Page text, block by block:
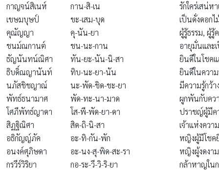
กาญจน์สิเนห์
กาน-สิ-เน
รักใคร่เสน่ห
เขษมบุษป์
ขะ-เสม-บุด
เป็นดั่งดอก
คุณัญญา
คุ-นัน-ยา
ผู้รู้ธรรม, ผู้รู้
ชนม์ณกานต์
ชน-นะ-กาน
อายุมั่นและ
ธัญนันทน์ณิศา
ทัน-ยะ-นัน-นิ-สา
ยินดีในโชค
ธิบดิ์ณญานันท์
ทิบ-นะ-ยา-นัน
ยินดีในควา
นภัสชิชญาณ์
นะ-พัด-ชิด-ชะ-ยา
มีความรู้กว้
พัทธ์ธนามาศ
พัด-ทะ-นา-มาด
ผูกพันกับคว
โศภีพัทธ์ญาดา
โส-พี-พัด-ยา-ดา
ปราชญ์ผู้มีค
สิฏฐิณิศา
สิด-ถิ-นิ-สา
เจ้าแห่งควา
อธิกัญญ์ภัค
อะ-ทิ-กัน-พัก
หญิงผู้มีโชค
อนงค์ศุภิษดา
อะ-นง-สุ-พิด-สะ-รา
หญิงผู้งดงา
กรวีร์วิริยา
กอ-ระ-วี-วิ-ริ-ยา
กล้าหาญใน